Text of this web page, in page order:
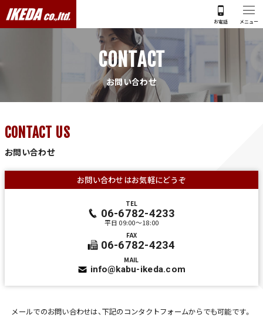
CONTACT
お問い合わせ
CONTACT US
お問い合わせ
お問い合わせはお気軽にどうぞ
TEL
06-6782-4233
平日 09:00～18:00
FAX
06-6782-4234
MAIL
info@kabu-ikeda.com
メールでのお問い合わせは、下記のコンタクトフォームからでも可能です。